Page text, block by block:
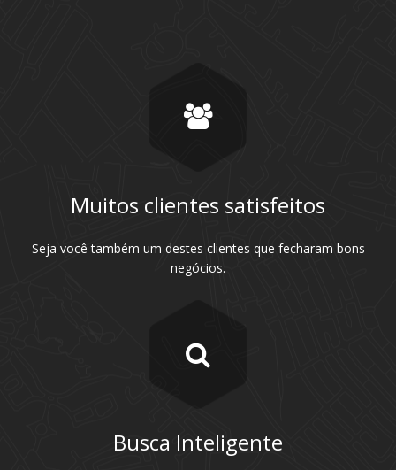
Muitos clientes satisfeitos
Seja você também um destes clientes que fecharam bons
negócios.
Busca Inteligente